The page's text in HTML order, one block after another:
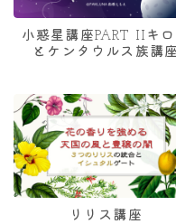
小惑星講座PART IIキロ
とケンタウルス族講座
リリス講座